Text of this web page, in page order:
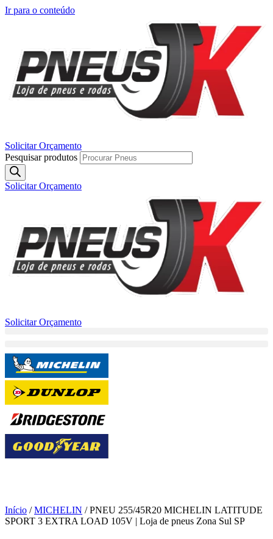
Ir para o conteúdo
Solicitar Orçamento
Pesquisar produtos
Solicitar Orçamento
Solicitar Orçamento
Início /MICHELIN / PNEU 255/45R20 MICHELIN LATITUDE
SPORT 3 EXTRA LOAD 105V | Loja de pneus Zona Sul SP